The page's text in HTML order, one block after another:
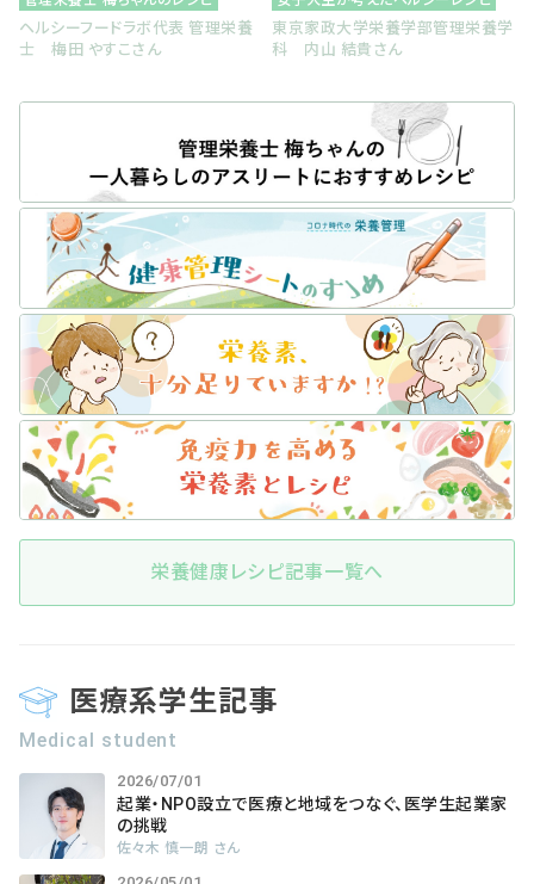
ヘルシーフードラボ代表 管理栄養
士 梅田 やすこさん
東京家政大学栄養学部管理栄養学
科 内山 結貴さん
栄養健康レシピ記事一覧へ
医療系学生記事
Medical student
2026/07/01
起業・NPO設立で医療と地域をつなぐ、医学生起業家
の挑戦
佐々木 慎一朗 さん